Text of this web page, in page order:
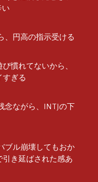
い
、円高の指示受ける
慣れてないから、
すぎる
ながら、INTJの下
ブル崩壊してもおか
引き延ばされた感あ